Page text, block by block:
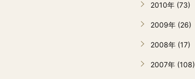
2010年 (73)
2009年 (26)
2008年 (17)
2007年 (108)